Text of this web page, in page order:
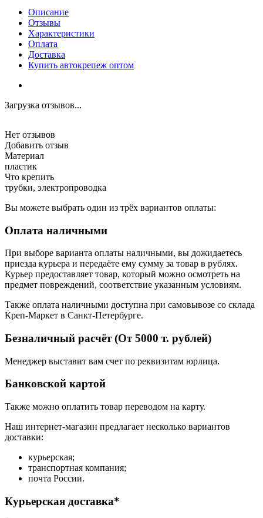
Описание
Отзывы
Характеристики
Оплата
Доставка
Купить автокрепеж оптом
Загрузка отзывов...
Нет отзывов
Добавить отзыв
Материал
пластик
Что крепить
трубки, электропроводка
Вы можете выбрать один из трёх вариантов оплаты:
Оплата наличными
При выборе варианта оплаты наличными, вы дожидаетесь
приезда курьера и передаёте ему сумму за товар в рублях.
Курьер предоставляет товар, который можно осмотреть на
предмет повреждений, соответствие указанным условиям.
Также оплата наличными доступна при самовывозе со склада
Креп-Маркет в Санкт-Петербурге.
Безналичный расчёт (От 5000 т. рублей)
Менеджер выставит вам счет по реквизитам юрлица.
Банковской картой
Также можно оплатить товар переводом на карту.
Наш интернет-магазин предлагает несколько вариантов
доставки:
курьерская;
транспортная компания;
почта России.
Курьерская доставка*